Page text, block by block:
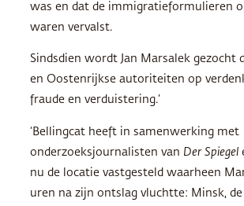
was en dat de immigratieformulieren
waren vervalst.
Sindsdien wordt Jan Marsalek gezocht
en Oostenrijkse autoriteiten op
fraude en verduistering.’
‘Bellingcat heeft in samenwerking met
onderzoeksjournalisten van Der Spiegel
nu de locatie vastgesteld waarheen
uren na zijn ontslag vluchtte: Minsk,